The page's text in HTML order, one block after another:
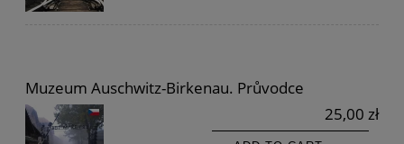
Muzeum Auschwitz-Birkenau. Průvodce
25,00 zł